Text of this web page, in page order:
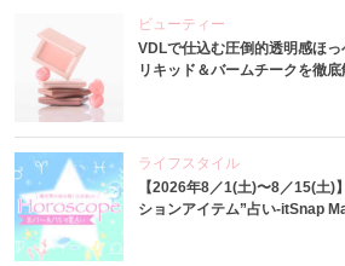
ビューティー
VDLで仕込む圧倒的透明感ほ
リキッド＆バームチークを徹底
ライフスタイル
【2026年8／1(土)〜8／15(土)
ションアイテム”占い-itSnap